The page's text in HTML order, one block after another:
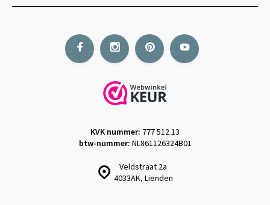
Veldstraat 2a
4033AK, Lienden
KVK nummer: 777 512 13
btw-nummer: NL861126324B01